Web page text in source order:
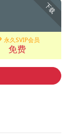
下载
永久SVIP会员
免费